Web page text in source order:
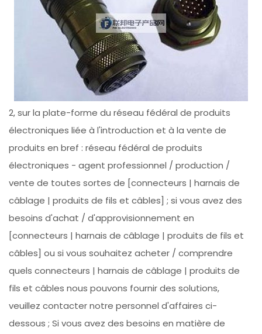
2, sur la plate-forme du réseau fédéral de produits
électroniques liée à l'introduction et à la vente de
produits en bref : réseau fédéral de produits
électroniques - agent professionnel / production /
vente de toutes sortes de [connecteurs | harnais de
câblage | produits de fils et câbles] ; si vous avez des
besoins d'achat / d'approvisionnement en
[connecteurs | harnais de câblage | produits de fils et
câbles] ou si vous souhaitez acheter / comprendre
quels connecteurs | harnais de câblage | produits de
fils et câbles nous pouvons fournir des solutions,
veuillez contacter notre personnel d'affaires ci-
dessous ; Si vous avez des besoins en matière de